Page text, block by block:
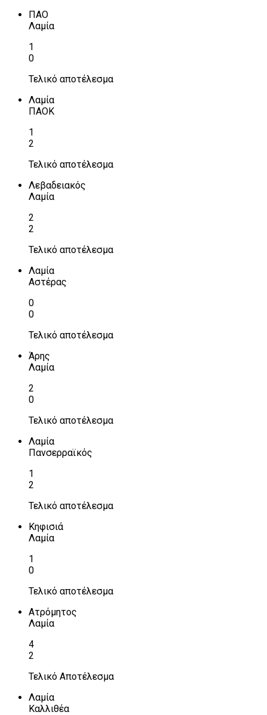
ΠΑΟ
Λαμία
1
0
Τελικό αποτέλεσμα
Λαμία
ΠΑΟΚ
1
2
Τελικό αποτέλεσμα
Λεβαδειακός
Λαμία
2
2
Τελικό αποτέλεσμα
Λαμία
Αστέρας
0
0
Τελικό αποτέλεσμα
Άρης
Λαμία
2
0
Τελικό αποτέλεσμα
Λαμία
Πανσερραϊκός
1
2
Τελικό αποτέλεσμα
Κηφισιά
Λαμία
1
0
Τελικό αποτέλεσμα
Ατρόμητος
Λαμία
4
2
Τελικό Αποτέλεσμα
Λαμία
Καλλιθέα